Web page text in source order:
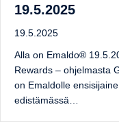
19.5.2025
19.5.2025
Alla on Emaldo®
Rewards – ohjelmasta
on Emaldolle
edistämässä…